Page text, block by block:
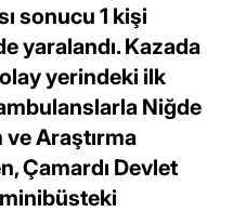
sonucu 1 kişi
yaralandı. Kazada
olay yerindeki ilk
Niğde
Araştırma
Çamardı Devlet